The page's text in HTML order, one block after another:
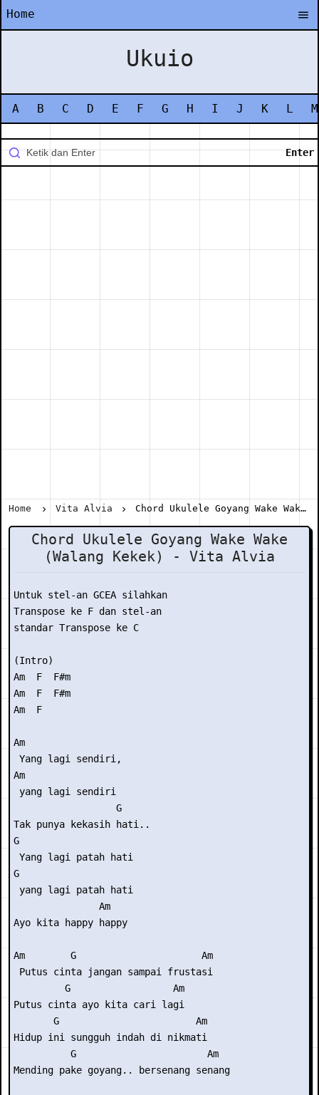
Home
Ukuio
A B C D E F G H I J K L M
Home Vita Alvia Chord Ukulele Goyang Wake Wake (Walang Kekek) - Vita Alvia
Chord Ukulele Goyang Wake Wake
(Walang Kekek) - Vita Alvia
Untuk stel-an GCEA silahkan
Transpose ke F dan stel-an
standar Transpose ke C
(Intro)
Am  F  F#m
Am  F  F#m
Am  F
Am
Yang lagi sendiri,
Am
yang lagi sendiri
                  G
Tak punya kekasih hati..
G
Yang lagi patah hati
G
yang lagi patah hati
               Am
Ayo kita happy happy
Am        G                      Am
Putus cinta jangan sampai frustasi
         G                  Am
Putus cinta ayo kita cari lagi
       G                        Am
Hidup ini sungguh indah di nikmati
          G                       Am
Mending pake goyang.. bersenang senang